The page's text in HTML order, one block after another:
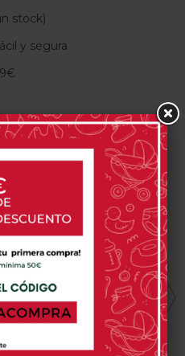
stock)
y segura
Giraffe
€
JANE
Jane Termo
Para Alimentos
9,95 €